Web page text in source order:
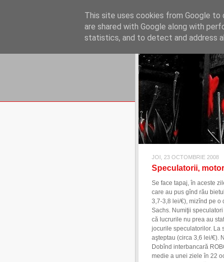
REFLECŢII
blog de reflecţii, informaţii şi
JOI, 23 OCTOMBRIE 2008
Speculatorii,
Se face tapaj, în aceste
care au pus gînd rău
3,7-3,8 lei/€), mizînd pe o
Sachs. Numiţii
că lucrurile nu prea au
jocurile speculatorilor. La
aşteptau (circa 3,6 lei/€).
Dobînd interbancară
medie a unei ziele în 22
This site uses cookies from Google to
are shared with Google along with
statistics, and to detect and address